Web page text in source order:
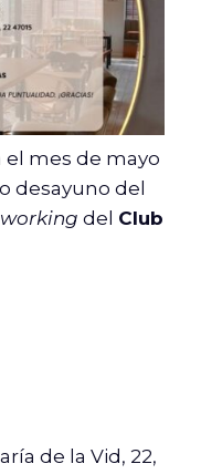
el mes de mayo
desayuno del
del Club
de la Vid, 22,